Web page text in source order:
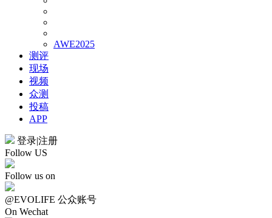
AWE2025
测评
现场
视频
众测
投稿
APP
登录|注册
Follow US
Follow us on
@EVOLIFE 公众账号
On Wechat